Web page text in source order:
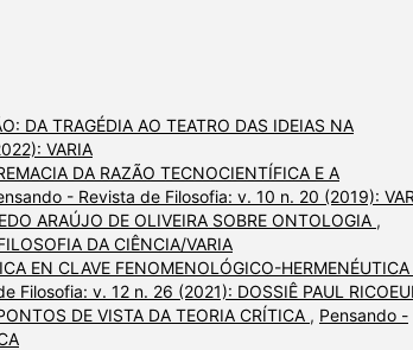
DA TRAGÉDIA AO TEATRO DAS IDEIAS NA
VARIA
DA RAZÃO TECNOCIENTÍFICA E A
- Revista de Filosofia: v. 10 n. 20 (2019):
ARAÚJO DE OLIVEIRA SOBRE ONTOLOGIA ,
DA CIÊNCIA/VARIA
EN CLAVE FENOMENOLÓGICO-
Filosofia: v. 12 n. 26 (2021): DOSSIÊ PAUL
DE VISTA DA TEORIA CRÍTICA , Pensando -